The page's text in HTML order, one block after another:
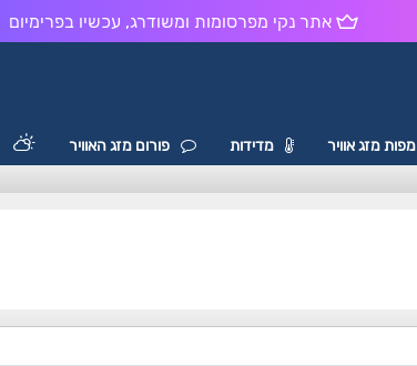
אתר נקי מפרסומות ומשודרג, עכשיו בפרימיום
מפות מזג אוויר מדידות פורום מזג האוויר